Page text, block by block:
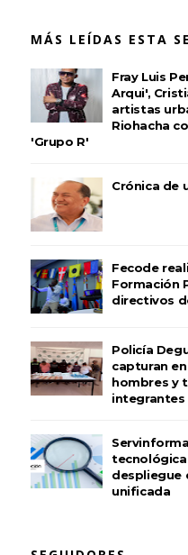
MÁS LEÍDAS ESTA
Fray Luis
Arqui',
artistas
Riohacha
'Grupo R'
Crónica de
Fecode
Formación
directivos
Policía
capturan
hombres y
integrantes
despliegue
unificada